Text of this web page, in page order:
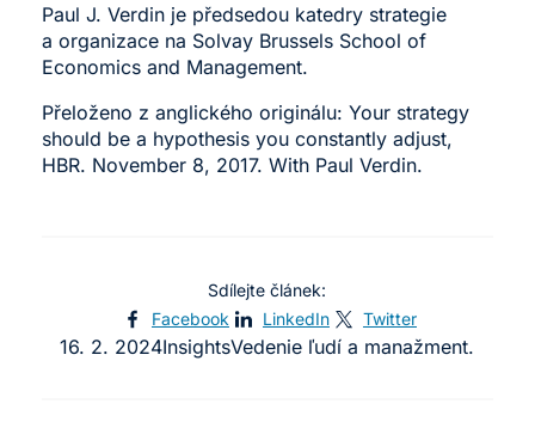
Paul J. Verdin je předsedou katedry strategie
a organizace na Solvay Brussels School of
Economics and Management.
Přeloženo z anglického originálu: Your strategy
should be a hypothesis you constantly adjust,
HBR. November 8, 2017. With Paul Verdin.
Sdílejte článek:
Facebook
LinkedIn Twitter
16. 2. 2024InsightsVedenie ľudí a manažment.